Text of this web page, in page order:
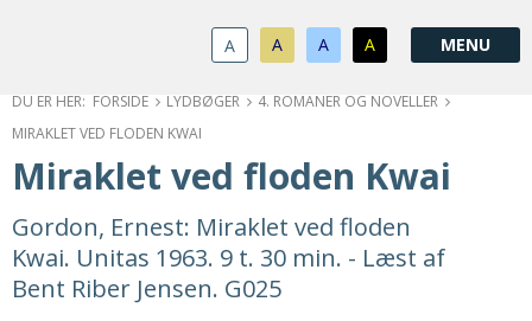
og
gå
indhold
forsiden
guide
for
1.2:
Bestyrelse
1.3:
Økonomi
1.5:
Privatlivspolitik
2.0:
Nyheder
3.0:
Kalender
4.0:
Kristeligt
A A A A
FORSIDE LYDBØGER
4. ROMANER OG NOVELLER
MIRAKLET VED FLODEN KWAI
Miraklet ved floden Kwai
Gordon, Ernest: Miraklet ved floden
Kwai. Unitas 1963. 9 t. 30 min. - Læst af
Bent Riber Jensen. G025